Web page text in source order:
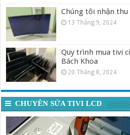
Chúng tôi nhận
13 Tháng 9, 2024
Quy trình mua tivi
Bách Khoa
20 Tháng 8, 2024
CHUYÊN SỬA TIVI LCD